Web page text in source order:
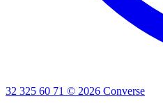
32 325 60 71 © 2026 Converse